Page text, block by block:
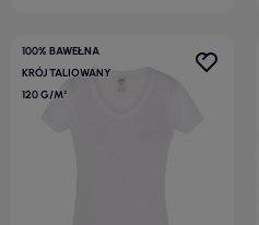
100% BAWEŁNA
KRÓJ TALIOWANY
120 G/M²